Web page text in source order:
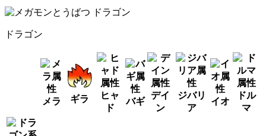
ドラゴン
メラ ギラ
ヒャ
ド
バギ
デイ
ン
ジバリ
ア
イオ
ドル
マ